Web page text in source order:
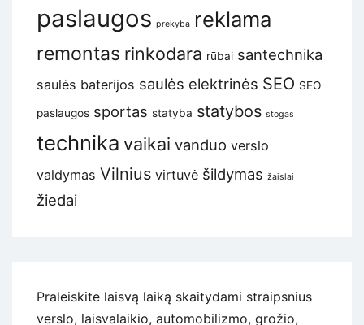
paslaugos prekyba reklama
remontas rinkodara rūbai santechnika
saulės baterijos saulės elektrinės SEO SEO
paslaugos sportas statyba statybos stogas
technika vaikai vanduo verslo
valdymas Vilnius virtuvė šildymas žaislai
žiedai
Praleiskite laisvą laiką skaitydami straipsnius
verslo, laisvalaikio, automobilizmo, grožio,